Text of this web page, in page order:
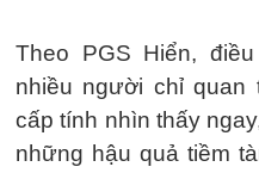
Theo PGS Hiển,
nhiều người chỉ quan
cấp tính nhìn thấy
những hậu quả tiềm